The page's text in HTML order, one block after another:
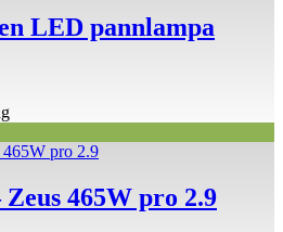
LED pannlampa
465W pro 2.9